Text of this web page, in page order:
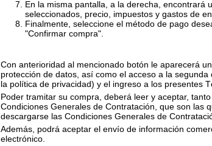
En la misma pantalla, a la derecha, encontrará
seleccionados, precio, impuestos y gastos de
Finalmente, seleccione el método de pago
"Confirmar compra".
Con anterioridad al mencionado botón le aparecerá
protección de datos, así como el acceso a la
la política de privacidad) y el ingreso a los presentes
Poder tramitar su compra, deberá leer y aceptar,
Condiciones Generales de Contratación, que son las
descargarse las Condiciones Generales de
Además, podrá aceptar el envío de información
electrónico.